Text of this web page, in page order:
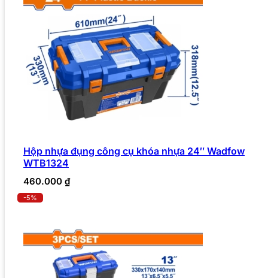
Hộp nhựa đụng công cụ khóa nhựa 24″ Wadfow
WTB1324
460.000 ₫
-5%